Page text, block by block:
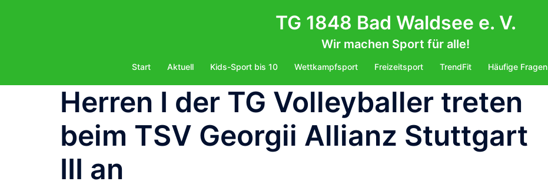
TG 1848 Bad Waldsee e. V.
Wir machen Sport für alle!
Start Aktuell Kids-Sport bis 10 Wettkampfsport Freizeitsport TrendFit Häufige Fragen
Herren I der TG Volleyballer treten
beim TSV Georgii Allianz Stuttgart
III an